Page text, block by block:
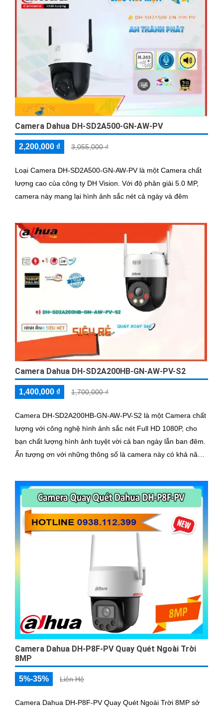
Camera Dahua DH-SD2A500-GN-AW-PV
2,200,000 ₫ 3,055,000 ₫
Loại Camera DH-SD2A500-GN-AW-PV là một Camera chất
lượng cao của công ty DH Vision. Với độ phân giải 5.0 MP,
camera này mang lại hình ảnh sắc nét cả ngày và đêm
Camera Dahua DH-SD2A200HB-GN-AW-PV-S2
1,400,000 ₫ 1,700,000 ₫
Camera DH-SD2A200HB-GN-AW-PV-S2 là một Camera chất
lượng với công nghệ hình ảnh sắc nét Full HD 1080P, cho
bạn chất lượng hình ảnh tuyệt vời cả ban ngày lẫn ban đêm.
Ấn tượng ơn với những thông số là camera này có khả năng
vào ban đêm
Camera Dahua DH-P8F-PV Quay Quét Ngoài Trời
8MP
5%-35% Liên Hệ
Camera Dahua DH-P8F-PV Quay Quét Ngoài Trời 8MP sở